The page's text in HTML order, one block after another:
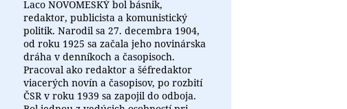
Laco NOVOMESKÝ bol básnik,
redaktor, publicista a komunistický
politik. Narodil sa 27. decembra 1904,
od roku 1925 sa začala jeho novinárska
dráha v denníkoch a časopisoch.
Pracoval ako redaktor a šéfredaktor
viacerých novín a časopisov, po rozbití
ČSR v roku 1939 sa zapojil do odboja.